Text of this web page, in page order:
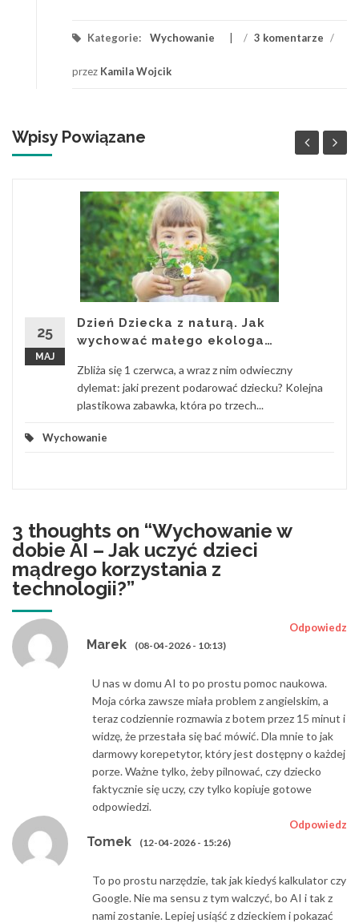
Kategorie: Wychowanie / 3 komentarze /
przez Kamila Wojcik
Wpisy Powiązane
25
MAJ
Dzień Dziecka z naturą. Jak
wychować małego ekologa…
Zbliża się 1 czerwca, a wraz z nim odwieczny
dylemat: jaki prezent podarować dziecku? Kolejna
plastikowa zabawka, która po trzech...
Wychowanie
3 thoughts on “Wychowanie w
dobie AI – Jak uczyć dzieci
mądrego korzystania z
technologii?”
Marek (08-04-2026 - 10:13)
Odpowiedz
U nas w domu AI to po prostu pomoc naukowa.
Moja córka zawsze miała problem z angielskim, a
teraz codziennie rozmawia z botem przez 15 minut i
widzę, że przestała się bać mówić. Dla mnie to jak
darmowy korepetytor, który jest dostępny o każdej
porze. Ważne tylko, żeby pilnować, czy dziecko
faktycznie się uczy, czy tylko kopiuje gotowe
odpowiedzi.
Tomek (12-04-2026 - 15:26)
Odpowiedz
To po prostu narzędzie, tak jak kiedyś kalkulator czy
Google. Nie ma sensu z tym walczyć, bo AI i tak z
nami zostanie. Lepiej usiąść z dzieckiem i pokazać